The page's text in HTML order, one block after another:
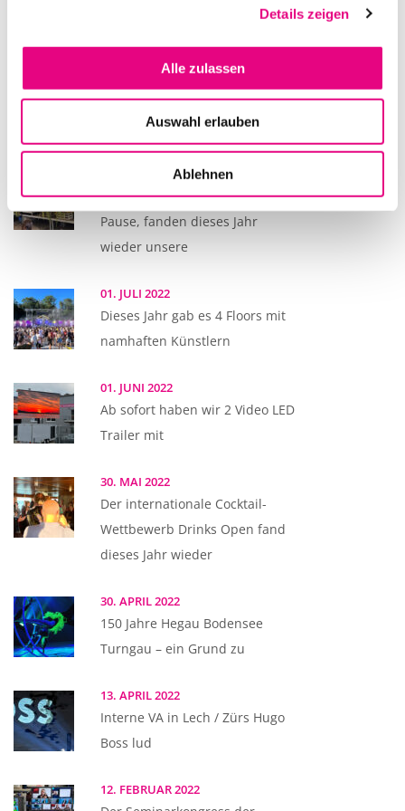
Details zeigen
Alle zulassen
Auswahl erlauben
Ablehnen
Passend zum Wochenende des
Dieses Jahr hat der SWR als
Überraschung der BSB
07. AUGUST 2022
Nach zweijähriger Corona
Pause, fanden dieses Jahr
wieder unsere
01. JULI 2022
Dieses Jahr gab es 4 Floors mit
namhaften Künstlern
01. JUNI 2022
Ab sofort haben wir 2 Video LED
Trailer mit
30. MAI 2022
Der internationale Cocktail-
Wettbewerb Drinks Open fand
dieses Jahr wieder
30. APRIL 2022
150 Jahre Hegau Bodensee
Turngau – ein Grund zu
13. APRIL 2022
Interne VA in Lech / Zürs Hugo
Boss lud
12. FEBRUAR 2022